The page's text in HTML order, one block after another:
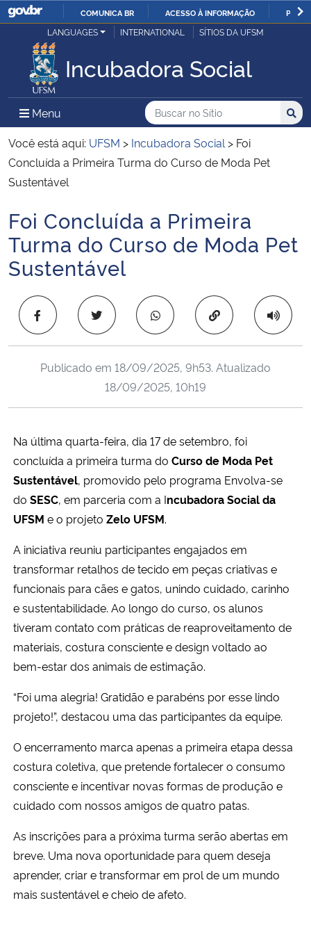
IR
O
COMUNICA BR ACESSO À INFORMAÇÃO
Ministério da Justiça e Segurança Pública
Ministério da Defesa
Ministério das Relações Exteriores
Ministério da Economia
Ministério da Infraestrutura
Ministério da Agricultura, Pecuária e Abastecimento
Ministério da Cidadania
Ministério do Meio Ambiente
Ministério do Turismo
Ministério do Desenvolvimento Regional
Ministério da Mulher, da Família e dos Direitos Humanos
Secretaria-Geral
Secretaria de Governo
Advocacia-Geral da União
Banco Central do Brasil
Planalto
LANGUAGES INTERNATIONAL SÍTIOS DA UFSM
Incubadora Social
Menu Menu Principal do Sítio
Busca
Buscar no no Sítio
Busca:
Você está aqui: UFSM > Incubadora Social > Foi
Concluída a Primeira Turma do Curso de Moda Pet
Sustentável
Início do conteúdo
Foi Concluída a Primeira
Turma do Curso de Moda Pet
Sustentável
Copiar para área
Publicado em 18/09/2025, 9h53. Atualizado
18/09/2025, 10h19
Na última quarta-feira, dia 17 de setembro, foi
concluída a primeira turma do Curso de Moda Pet
Sustentável, promovido pelo programa Envolva-se
do SESC, em parceria com a Incubadora Social da
UFSM e o projeto Zelo UFSM.
A iniciativa reuniu participantes engajados em
transformar retalhos de tecido em peças criativas e
funcionais para cães e gatos, unindo cuidado, carinho
e sustentabilidade. Ao longo do curso, os alunos
tiveram contato com práticas de reaproveitamento de
materiais, costura consciente e design voltado ao
bem-estar dos animais de estimação.
“Foi uma alegria! Gratidão e parabéns por esse lindo
projeto!”, destacou uma das participantes da equipe.
O encerramento marca apenas a primeira etapa dessa
costura coletiva, que pretende fortalecer o consumo
consciente e incentivar novas formas de produção e
cuidado com nossos amigos de quatro patas.
As inscrições para a próxima turma serão abertas em
breve. Uma nova oportunidade para quem deseja
aprender, criar e transformar em prol de um mundo
mais sustentável e cheio de afeto.